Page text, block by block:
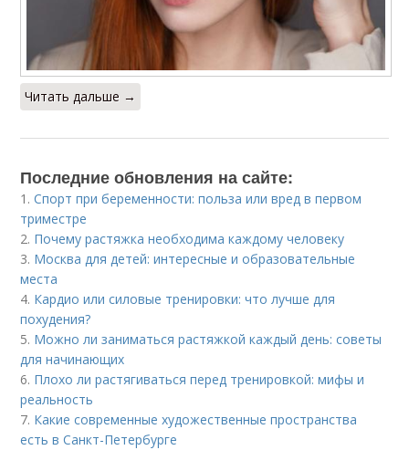
Читать дальше →
Последние обновления на сайте:
1.Спорт при беременности: польза или вред в первом
триместре
2. Почему растяжка необходима каждому человеку
3. Москва для детей: интересные и образовательные
места
4. Кардио или силовые тренировки: что лучше для
похудения?
5. Можно ли заниматься растяжкой каждый день: советы
для начинающих
6. Плохо ли растягиваться перед тренировкой: мифы и
реальность
7. Какие современные художественные пространства
есть в Санкт-Петербурге